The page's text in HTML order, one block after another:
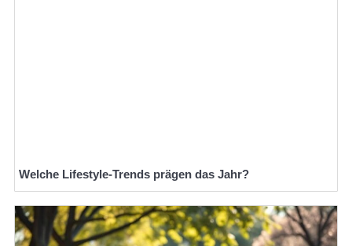
Welche Lifestyle-Trends prägen das Jahr?